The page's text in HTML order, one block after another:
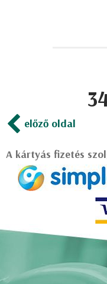
előző oldal
A kártyás fizetés